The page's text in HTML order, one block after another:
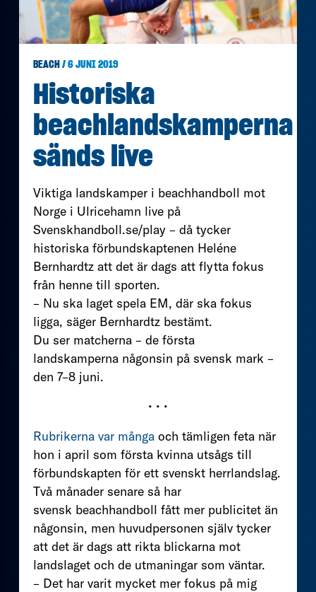
BEACH / 6 JUNI 2019
Historiska
beachlandskamperna
sänds live
Viktiga landskamper i beachhandboll mot
Norge i Ulricehamn live på
Svenskhandboll.se/play – då tycker
historiska förbundskaptenen Heléne
Bernhardtz att det är dags att flytta fokus
från henne till sporten.
– Nu ska laget spela EM, där ska fokus
ligga, säger Bernhardtz bestämt.
Du ser matcherna – de första
landskamperna någonsin på svensk mark –
den 7–8 juni.
• • •
Rubrikerna var många och tämligen feta när
hon i april som första kvinna utsågs till
förbundskapten för ett svenskt herrlandslag.
Två månader senare så har
svensk beachhandboll fått mer publicitet än
någonsin, men huvudpersonen själv tycker
att det är dags att rikta blickarna mot
landslaget och de utmaningar som väntar.
– Det har varit mycket mer fokus på mig